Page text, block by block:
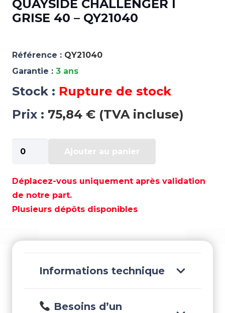
QUAYSIDE CHALLENGER I
GRISE 40 – QY21040
Référence : QY21040
Garantie : 3 ans
Stock : Rupture de stock
Prix : 75,84 € (TVA incluse)
de
CHALLENGER
I
GRISE
QY21040
Ajouter au panier
Déplacez-vous uniquement après validation
de notre part.
Plusieurs dépôts disponibles
Informations technique
Besoins d’un